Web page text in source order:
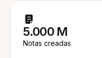
5.000 M
Notas creadas